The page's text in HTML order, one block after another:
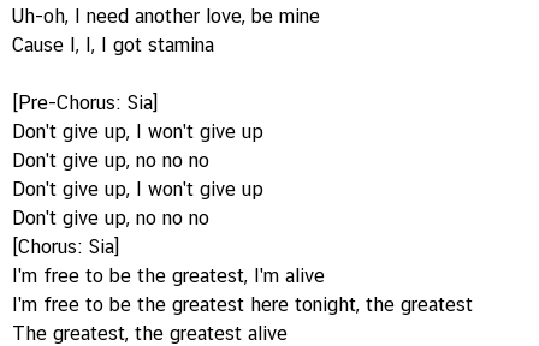
Uh-oh, I need another love, be mine
Cause I, I, I got stamina
[Pre-Chorus: Sia]
Don't give up, I won't give up
Don't give up, no no no
Don't give up, I won't give up
Don't give up, no no no
[Chorus: Sia]
I'm free to be the greatest, I'm alive
I'm free to be the greatest here tonight, the greatest
The greatest, the greatest alive